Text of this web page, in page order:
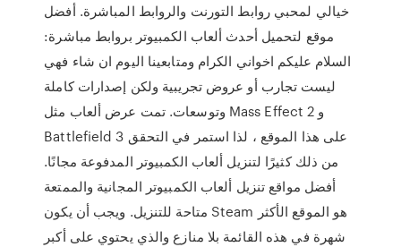
خيالي لمحبي روابط التورنت والروابط المباشرة. أفضل
موقع لتحميل أحدث ألعاب الكمبيوتر بروابط مباشرة:
السلام عليكم اخواني الكرام ومتابعينا اليوم ان شاء فهي
ليست تجارب أو عروض تجريبية ولكن إصدارات كاملة
وتوسعات. تمت عرض ألعاب مثل Mass Effect 2 و
Battlefield 3 على هذا الموقع ، لذا استمر في التحقق
من ذلك كثيرًا لتنزيل ألعاب الكمبيوتر المدفوعة مجانًا.
أفضل مواقع تنزيل ألعاب الكمبيوتر المجانية والممتعة
متاحة للتنزيل. ويجب أن يكون Steam هو الموقع الأكثر
شهرة في هذه القائمة بلا منازع والذي يحتوي على أكبر